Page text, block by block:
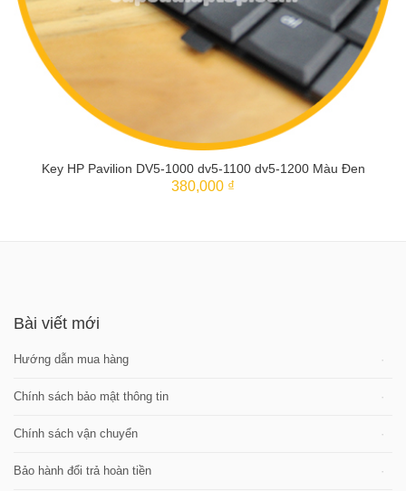
Key HP Pavilion DV5-1000 dv5-1100 dv5-1200 Màu Đen
380,000 ₫
Bài viết mới
Hướng dẫn mua hàng
Chính sách bảo mật thông tin
Chính sách vận chuyển
Bảo hành đổi trả hoàn tiền